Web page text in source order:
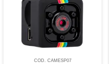
COD. CAMESP07